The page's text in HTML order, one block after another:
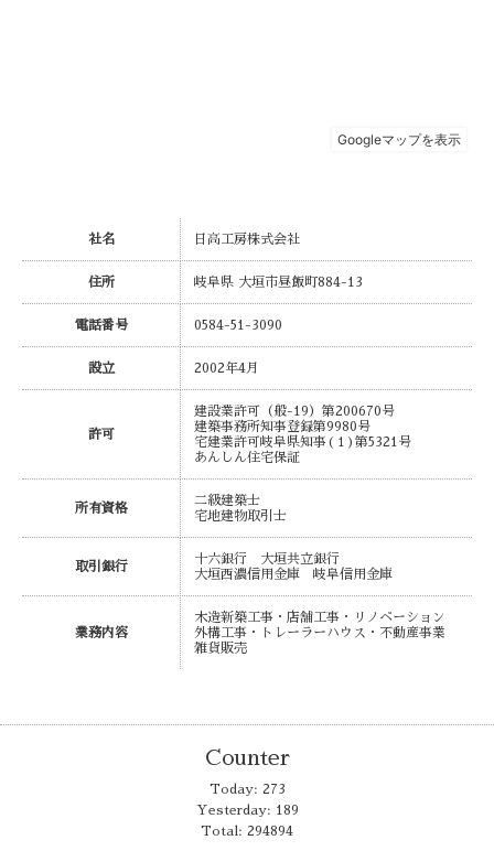
社名 日高工房株式会社
住所 岐阜県 大垣市昼飯町884-13
電話番号 0584-51-3090
設立 2002年4月
許可
建設業許可（般-19）第200670号
建築事務所知事登録第9980号
宅建業許可岐阜県知事(１)第5321号
あんしん住宅保証
所有資格
二級建築士
宅地建物取引士
取引銀行
十六銀行 大垣共立銀行
大垣西濃信用金庫 岐阜信用金庫
業務内容
木造新築工事・店舗工事・リノベーション
外構工事・トレーラーハウス・不動産事業
雑貨販売
Counter
Today: 273
Yesterday: 189
Total: 294894